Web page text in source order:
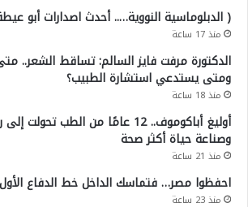
( الدبلوماسية النووية….. أحدث اصدارات أبو
منذ 17 ساعة
الدكتورة مرفت فايز السالم: تساقط الشعر..
ومتى يستدعي استشارة الطبيب؟
منذ 18 ساعة
أوليغ أباكوموف.. 12 عامًا من الطب
وصناعة حياة أكثر صحة
منذ 21 ساعة
احفظوا مصر… فتماسك الداخل خط الدفاع الأول
منذ 23 ساعة